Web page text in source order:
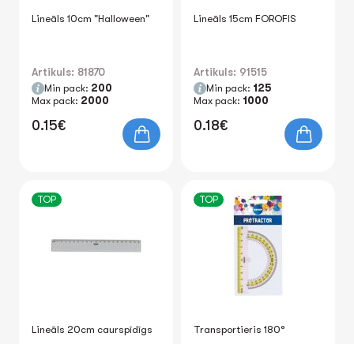
Lineāls 10cm "Halloween"
Artikuls: 81870
Min pack: 200
Max pack: 2000
0.15€
Lineāls 15cm FOROFIS
Artikuls: 91515
Min pack: 125
Max pack: 1000
0.18€
TOP
Lineāls 20cm caurspīdīgs
TOP
Transportieris 180°